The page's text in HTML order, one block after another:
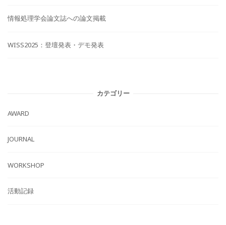
情報処理学会論文誌への論文掲載
WISS2025：登壇発表・デモ発表
カテゴリー
AWARD
JOURNAL
WORKSHOP
活動記録